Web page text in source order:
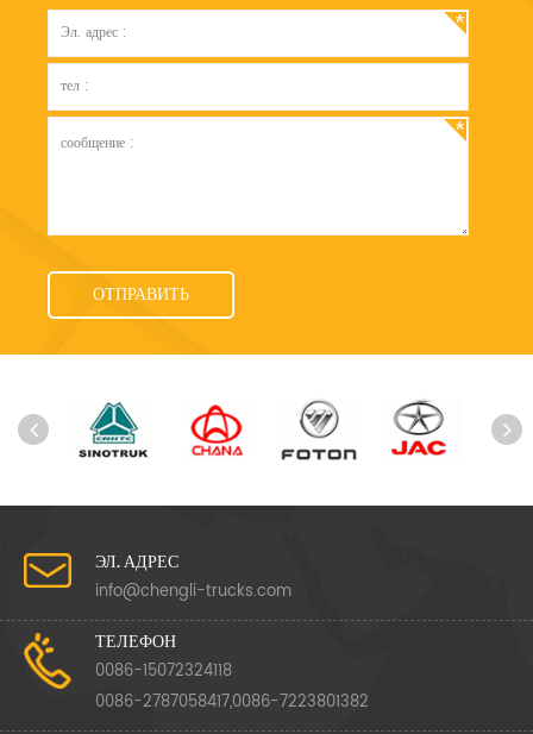
ЭЛ. АДРЕС
info@chengli-trucks.com
ТЕЛЕФОН
0086-15072324118
0086-2787058417,0086-7223801382